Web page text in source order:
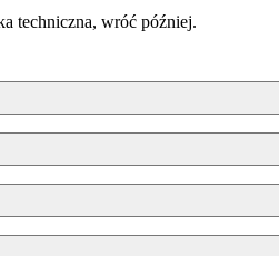
techniczna, wróć później.